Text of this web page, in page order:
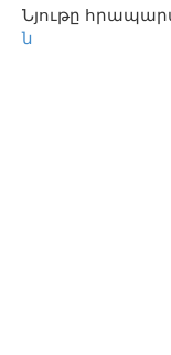
Նյութը
ն